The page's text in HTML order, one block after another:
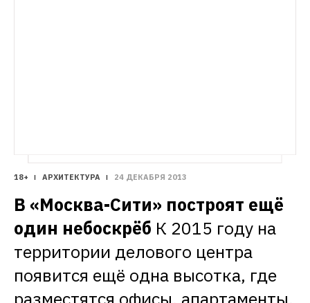
18+ АРХИТЕКТУРА 24 ДЕКАБРЯ 2013
В «Москва-Сити» построят ещё
один небоскрёб К 2015 году на
территории делового центра
появится ещё одна высотка, где
разместятся офисы, апартаменты,